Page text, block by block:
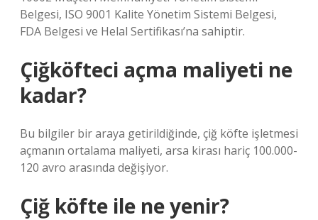
Belgesi, ISO 9001 Kalite Yönetim Sistemi Belgesi,
FDA Belgesi ve Helal Sertifikası’na sahiptir.
Çiğköfteci açma maliyeti ne
kadar?
Bu bilgiler bir araya getirildiğinde, çiğ köfte işletmesi
açmanın ortalama maliyeti, arsa kirası hariç 100.000-
120 avro arasında değişiyor.
Çiğ köfte ile ne yenir?